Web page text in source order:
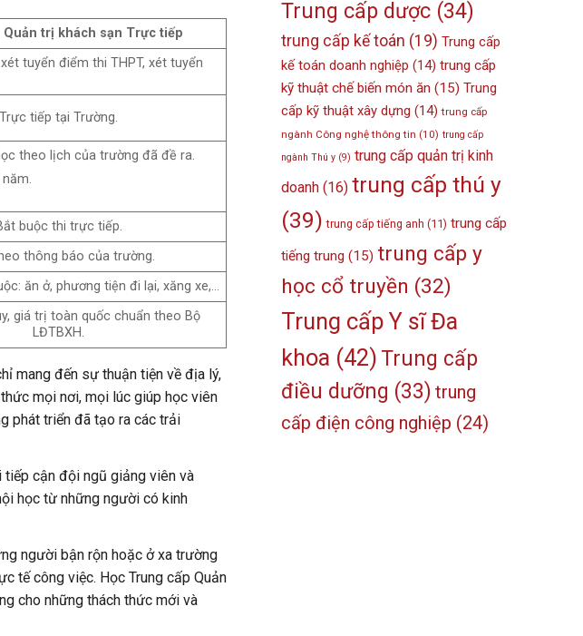
trị khách sạn Trực tiếp
tuyển điểm thi THPT, xét tuyển
Trực tiếp tại Trường.
theo lịch của trường đã đề ra.
buộc thi trực tiếp.
thông báo của trường.
ăn ở, phương tiện đi lại, xăng xe,…
giá trị toàn quốc chuẩn theo Bộ
LĐTBXH.
mang đến sự thuận tiện về địa lý,
mọi nơi, mọi lúc giúp học viên
phát triển đã tạo ra các trải
tiếp cận đội ngũ giảng viên và
học từ những người có kinh
người bận rộn hoặc ở xa trường
tế công việc. Học Trung cấp Quản
cho những thách thức mới và
Trung cấp dược (34)
trung cấp kế toán (19) Trung cấp
kế toán doanh nghiệp (14) trung cấp
kỹ thuật chế biến món ăn (15) Trung
cấp kỹ thuật xây dựng (14) trung cấp
ngành Công nghệ thông tin (10) trung cấp
ngành Thú y (9) trung cấp quản trị kinh
doanh (16) trung cấp thú y
(39) trung cấp tiếng anh (11) trung cấp
tiếng trung (15) trung cấp y
học cổ truyền (32)
Trung cấp Y sĩ Đa
khoa (42) Trung cấp
điều dưỡng (33) trung
cấp điện công nghiệp (24)